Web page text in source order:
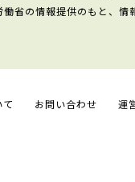
省の情報提供のもと、情
お問い合わせ 運